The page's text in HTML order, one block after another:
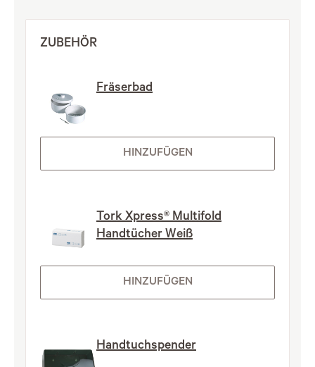
ZUBEHÖR
Fräserbad
HINZUFÜGEN
Tork Xpress® Multifold
Handtücher Weiß
HINZUFÜGEN
Handtuchspender